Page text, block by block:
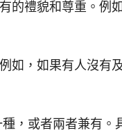
的禮貌和尊重。例
如，如果有人沒有
，或者兩者兼有。